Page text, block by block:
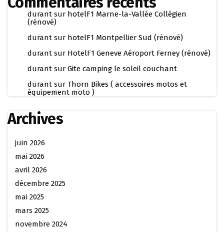
durant sur hotelF1 Marne-la-Vallée Collégien
(rénové)
durant sur hotelF1 Montpellier Sud (rénové)
durant sur HotelF1 Geneve Aéroport Ferney (rénové)
durant sur Gite camping le soleil couchant
durant sur Thorn Bikes ( accessoires motos et
équipement moto )
Archives
juin 2026
mai 2026
avril 2026
décembre 2025
mai 2025
mars 2025
novembre 2024